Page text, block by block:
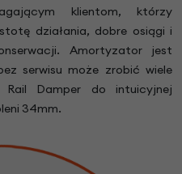
klientom, którzy
działania, dobre osiągi i
Amortyzator jest
serwisu może zrobić wiele
Rail Damper do intuicyjnej
34mm.